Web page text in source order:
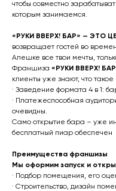
чтобы совместно
которым занимаемся.
«РУКИ ВВЕРХ! БАР» — ЭТО
возвращает гостей во
Алешке все твои мечты,
Франшиза «РУКИ ВВЕРХ!
клиенты уже знают, что
· Заведение формата 4 в 1:
· Платежеспособная
очевидны.
Само открытие бара – уже
бесплатный пиар обеспечен
Преимущества франшизы
Мы оформим запуск и
· Подбор помещения, его
· Строительство, дизайн